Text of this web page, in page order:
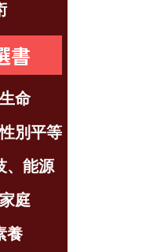
書
命
別平等
、能源
庭
養